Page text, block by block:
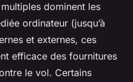
dominent les
ordinateur (jusqu’à
et externes, ces
efficace des fournitures
le vol. Certains